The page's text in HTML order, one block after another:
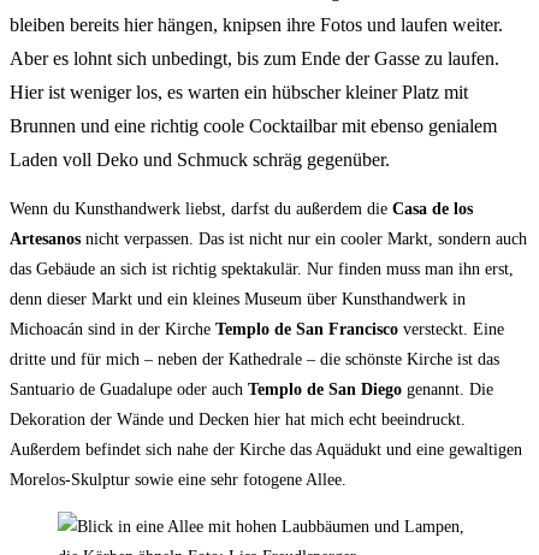
bleiben bereits hier hängen, knipsen ihre Fotos und laufen weiter.
Aber es lohnt sich unbedingt, bis zum Ende der Gasse zu laufen.
Hier ist weniger los, es warten ein hübscher kleiner Platz mit
Brunnen und eine richtig coole Cocktailbar mit ebenso genialem
Laden voll Deko und Schmuck schräg gegenüber.
Wenn du Kunsthandwerk liebst, darfst du außerdem die Casa de los
Artesanos nicht verpassen. Das ist nicht nur ein cooler Markt, sondern auch
das Gebäude an sich ist richtig spektakulär. Nur finden muss man ihn erst,
denn dieser Markt und ein kleines Museum über Kunsthandwerk in
Michoacán sind in der Kirche Templo de San Francisco versteckt. Eine
dritte und für mich – neben der Kathedrale – die schönste Kirche ist das
Santuario de Guadalupe oder auch Templo de San Diego genannt. Die
Dekoration der Wände und Decken hier hat mich echt beeindruckt.
Außerdem befindet sich nahe der Kirche das Aquädukt und eine gewaltigen
Morelos-Skulptur sowie eine sehr fotogene Allee.